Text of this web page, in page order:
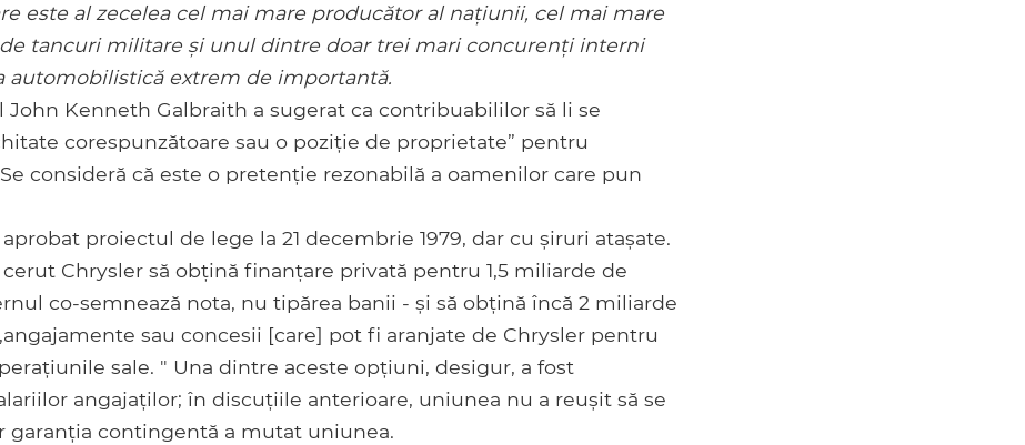
este al zecelea cel mai mare producător al națiunii, cel mai mare
tancuri militare și unul dintre doar trei mari concurenți interni
automobilistică extrem de importantă.
John Kenneth Galbraith a sugerat ca contribuabililor să li se
corespunzătoare sau o poziție de proprietate” pentru
consideră că este o pretenție rezonabilă a oamenilor care pun
proiectul de lege la 21 decembrie 1979, dar cu șiruri atașate.
Chrysler să obțină finanțare privată pentru 1,5 miliarde de
co-semnează nota, nu tipărea banii - și să obțină încă 2 miliarde
sau concesii [care] pot fi aranjate de Chrysler pentru
sale. " Una dintre aceste opțiuni, desigur, a fost
angajaților; în discuțiile anterioare, uniunea nu a reușit să se
garanția contingentă a mutat uniunea.